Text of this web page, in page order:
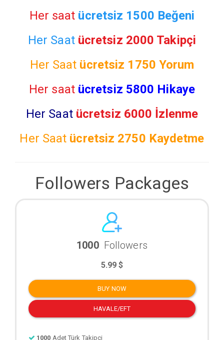
Her saat ücretsiz 1500 Beğeni
Her Saat ücretsiz 2000 Takipçi
Her Saat ücretsiz 1750 Yorum
Her saat ücretsiz 5800 Hikaye
Her Saat ücretsiz 6000 İzlenme
Her Saat ücretsiz 2750 Kaydetme
Followers Packages
1000 Followers
5.99 $
BUY NOW
HAVALE/EFT
1000 Adet Türk Takipçi